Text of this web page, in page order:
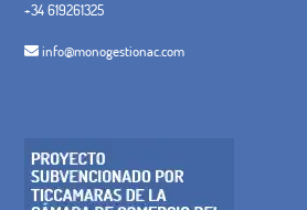
+34 619261325
info@monogestionac.com